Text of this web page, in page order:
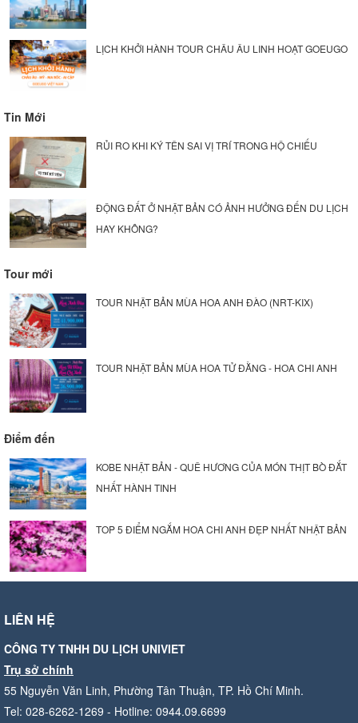
LỊCH KHỞI HÀNH TOUR CHÂU ÂU LINH HOẠT GOEUGO
Tin Mới
RỦI RO KHI KÝ TÊN SAI VỊ TRÍ TRONG HỘ CHIẾU
ĐỘNG ĐẤT Ở NHẬT BẢN CÓ ẢNH HƯỞNG ĐẾN DU LỊCH
HAY KHÔNG?
Tour mới
TOUR NHẬT BẢN MÙA HOA ANH ĐÀO (NRT-KIX)
TOUR NHẬT BẢN MÙA HOA TỬ ĐẰNG - HOA CHI ANH
Điểm đến
KOBE NHẬT BẢN - QUÊ HƯƠNG CỦA MÓN THỊT BÒ ĐẮT
NHẤT HÀNH TINH
TOP 5 ĐIỂM NGẮM HOA CHI ANH ĐẸP NHẤT NHẬT BẢN
LIÊN HỆ
CÔNG TY TNHH DU LỊCH UNIVIET
Trụ sở chính
55 Nguyễn Văn Linh, Phường Tân Thuận, TP. Hồ Chí Minh.
Tel: 028-6262-1269 - Hotline: 0944.09.6699